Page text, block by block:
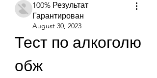
100% Результат
Гарантирован
August 30, 2023
Тест по алкоголю
обж